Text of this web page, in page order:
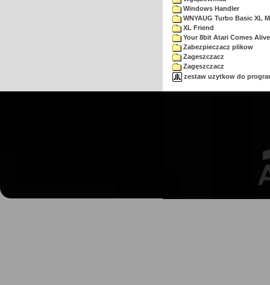
Windows Handler
WNYAUG Turbo Basic XL
XL Friend
Your 8bit Atari Comes
Zabezpieczacz plikow
Zageszczacz
Zagęszczacz
zestaw uzytkow do